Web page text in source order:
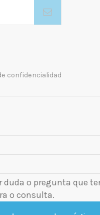
confidencialidad
o pregunta que
o consulta.